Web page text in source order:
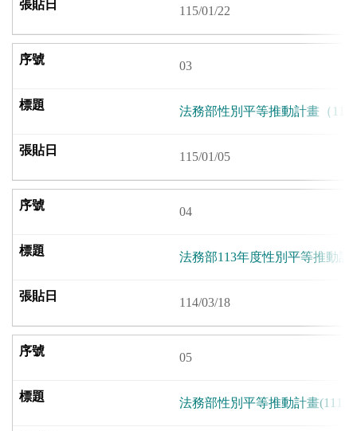
115/01/22
03
法務部性別平等推動計畫（115
115/01/05
04
法務部113年度性別平等推動計
114/03/18
05
法務部性別平等推動計畫(111